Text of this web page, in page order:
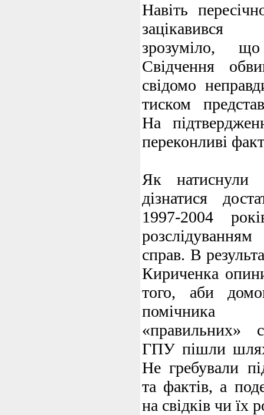
Навіть
зрозуміло,
Свідчення
свідомо
тиском
На
переконливі
Як натиснули
дізнатися
1997-2004
справ. В
Кириченка
того, аби
помічника
«правильних»
ГПУ пішли
Не гребували
та фактів, а
на свідків чи їх